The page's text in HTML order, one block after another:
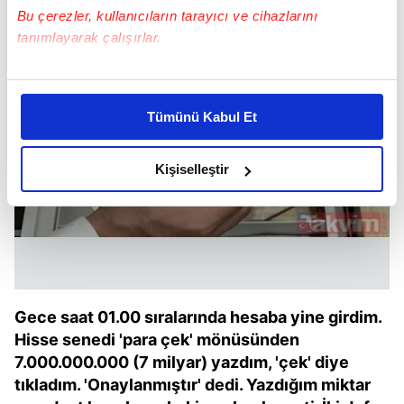
Bu çerezler, kullanıcıların tarayıcı ve cihazlarını
tanımlayarak çalışırlar.
Bu çerezlere izin vermeniz halinde sizlere özel
daha iyi reklam deneyimi yaşatabiliriz. Bunu yaparken
amacımızın size daha iyi bir reklam deneyimi sunmak
olduğunu ve sizlere en iyi içerikleri sunabilmek adına
elimizden gelen çabayı gösterdiğimizi ve bu noktada,
reklamların maliyetlerimizi karşılamak noktasında tek gelir
kalemimiz olduğunu sizlere hatırlatmak isteriz.
gösterilmeyecektir."
Sizlere daha iyi bir hizmet sunabilmek için İnternet
Sitemizde kendimize ve üçüncü kişilere ait çerezler
Tümünü Kabul Et
Kişiselleştir
Gece saat 01.00 sıralarında hesaba yine girdim.
Hisse senedi 'para çek' mönüsünden
7.000.000.000 (7 milyar) yazdım, 'çek' diye
tıkladım. 'Onaylanmıştır' dedi. Yazdığım miktar